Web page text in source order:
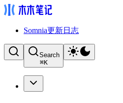
Somnia更新日志
Search
⌘K